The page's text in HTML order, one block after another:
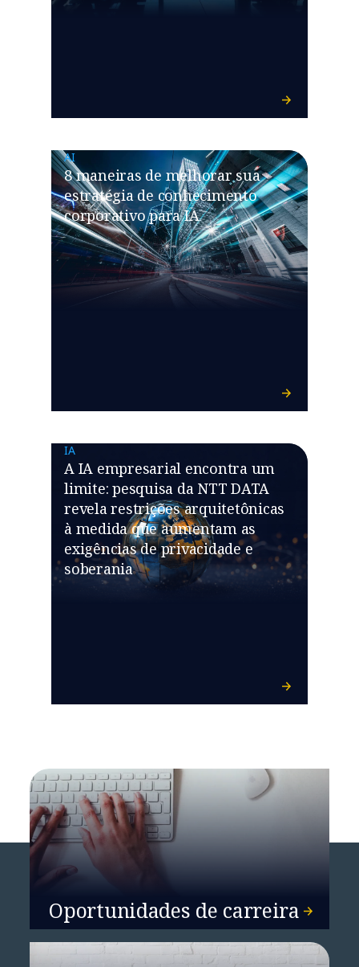
AI
8 maneiras de melhorar sua
estratégia de conhecimento
corporativo para IA
IA
A IA empresarial encontra um
limite: pesquisa da NTT DATA
revela restrições arquitetônicas
à medida que aumentam as
exigências de privacidade e
soberania
Oportunidades de carreira